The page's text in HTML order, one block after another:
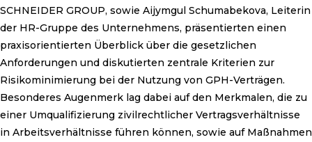
SCHNEIDER GROUP, sowie Aijymgul Schumabekova, Leiterin
der HR-Gruppe des Unternehmens, präsentierten einen
praxisorientierten Überblick über die gesetzlichen
Anforderungen und diskutierten zentrale Kriterien zur
Risikominimierung bei der Nutzung von GPH-Verträgen.
Besonderes Augenmerk lag dabei auf den Merkmalen, die zu
einer Umqualifizierung zivilrechtlicher Vertragsverhältnisse
in Arbeitsverhältnisse führen können, sowie auf Maßnahmen